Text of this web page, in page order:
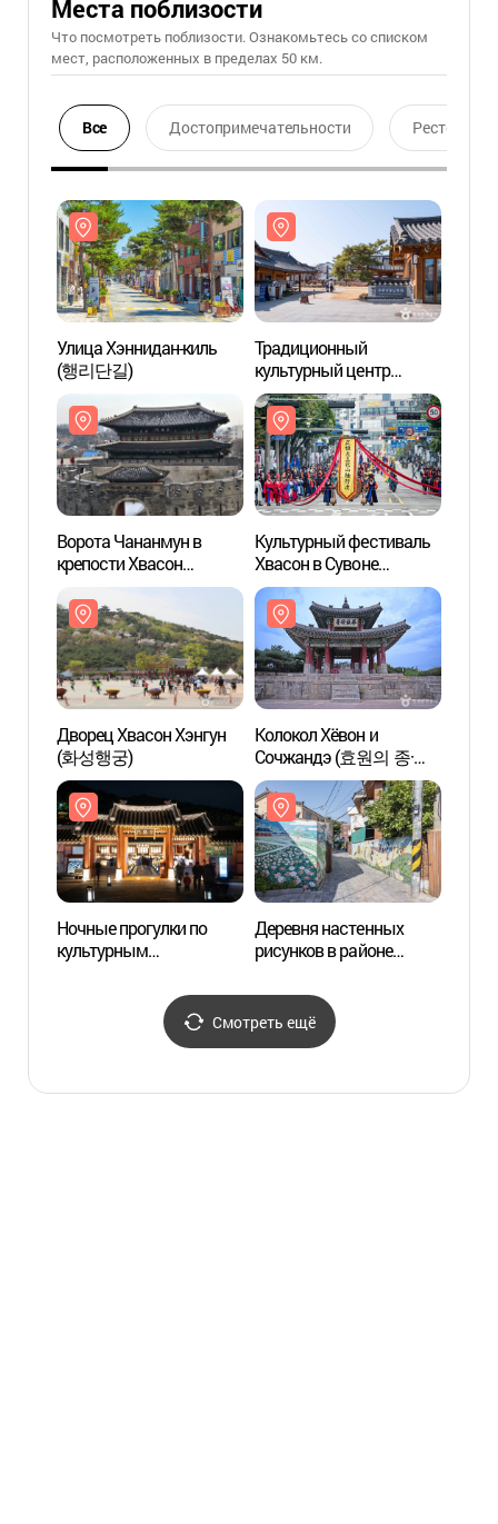
Места поблизости
Что посмотреть поблизости. Ознакомьтесь со списком
мест, расположенных в пределах 50 км.
Все Достопримечательности Ресторан
Улица Хэннидан-киль
(행리단길)
Традиционный
культурный центр
Сувона (수원전통문화관)
Ворота Чананмун в
крепости Хвасон
Культурный фестиваль
Хвасон в Сувоне
(수원화성문화제)
Дворец Хвасон Хэнгун
(화성행궁)
Колокол Хёвон и
Сочжандэ (효원의 종·
서장대)
Ночные прогулки по
культурным
м Сувона (수원 문화재
Деревня настенных
рисунков в районе
벽화마을)
Смотреть ещё